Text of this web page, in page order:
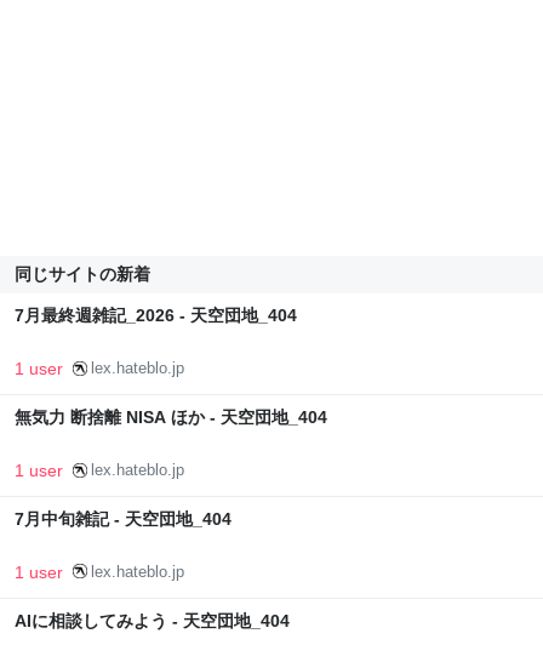
同じサイトの新着
7月最終週雑記_2026 - 天空団地_404
1 user lex.hateblo.jp
無気力 断捨離 NISA ほか - 天空団地_404
1 user lex.hateblo.jp
7月中旬雑記 - 天空団地_404
1 user lex.hateblo.jp
AIに相談してみよう - 天空団地_404